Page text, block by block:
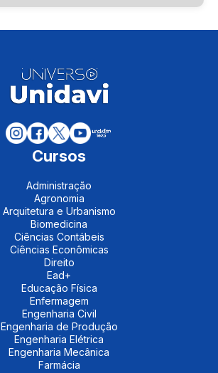
Cursos
Administração
Agronomia
Arquitetura e Urbanismo
Biomedicina
Ciências Contábeis
Ciências Econômicas
Direito
Ead+
Educação Física
Enfermagem
Engenharia Civil
Engenharia de Produção
Engenharia Elétrica
Engenharia Mecânica
Farmácia